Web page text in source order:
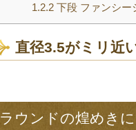
1.2.2下段 ファンシ
直径3.5がミリ近
ラウンドの煌めき